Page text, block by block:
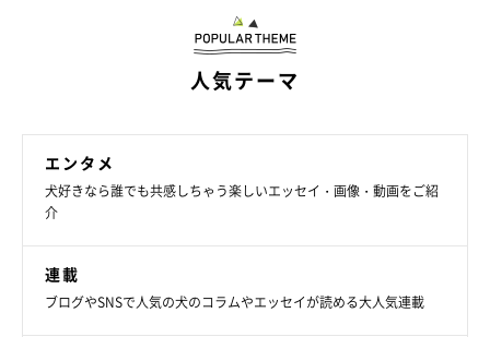
人気テーマ
エンタメ
犬好きなら誰でも共感しちゃう楽しいエッセイ・画像・動画をご紹
介
連載
ブログやSNSで人気の犬のコラムやエッセイが読める大人気連載